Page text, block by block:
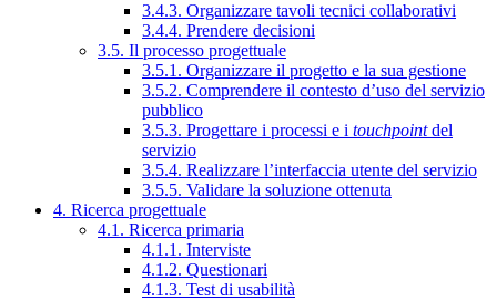
3.4.3. Organizzare tavoli tecnici collaborativi
3.4.4. Prendere decisioni
3.5. Il processo progettuale
3.5.1. Organizzare il progetto e la sua gestione
3.5.2. Comprendere il contesto d’uso del servizio
pubblico
3.5.3. Progettare i processi e i touchpointdel
servizio
3.5.4. Realizzare l’interfaccia utente del servizio
3.5.5. Validare la soluzione ottenuta
4. Ricerca progettuale
4.1. Ricerca primaria
4.1.1. Interviste
4.1.2. Questionari
4.1.3. Test di usabilità